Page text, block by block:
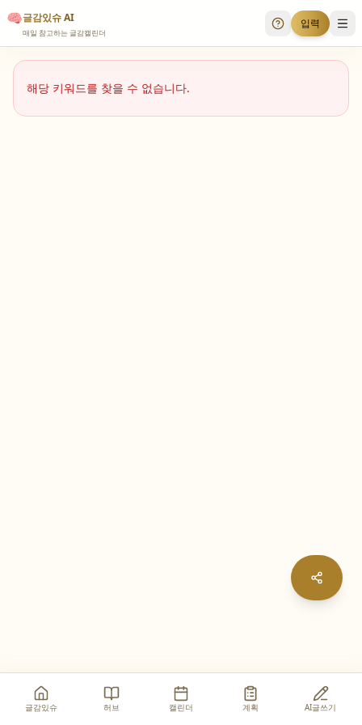
🧠글감있슈 AI
매일 참고하는 글감캘린더 투표 안내
입력 메
해당 키워드를 찾을 수 없습니다.
글감있슈 허브 캘린더 계획 AI글쓰기